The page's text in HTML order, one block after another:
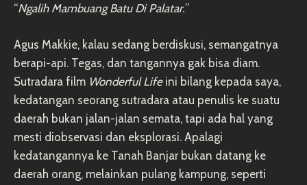
“Ngalih Mambuang Batu Di Palatar.”
Agus Makkie, kalau sedang berdiskusi, semangatnya
berapi-api. Tegas, dan tangannya gak bisa diam.
Sutradara film Wonderful Lifeini bilang kepada saya,
kedatangan seorang sutradara atau penulis ke suatu
daerah bukan jalan-jalan semata, tapi ada hal yang
mesti diobservasi dan eksplorasi. Apalagi
kedatangannya ke Tanah Banjar bukan datang ke
daerah orang, melainkan pulang kampung, seperti